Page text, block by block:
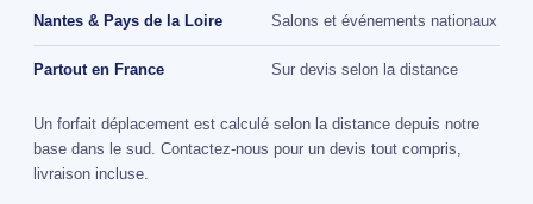
Nantes & Pays de la Loire Salons et événements nationaux
Partout en France Sur devis selon la distance
Un forfait déplacement est calculé selon la distance depuis notre
base dans le sud. Contactez-nous pour un devis tout compris,
livraison incluse.